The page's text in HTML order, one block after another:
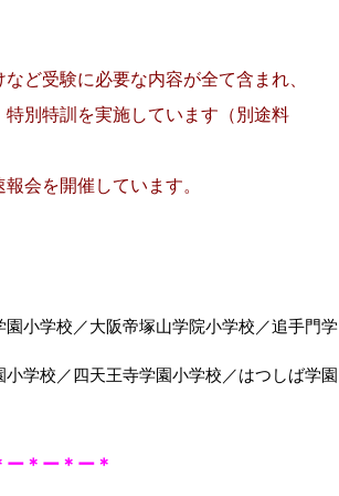
ど受験に必要な内容が全て含まれ、
特別特訓を実施しています（別途料
会を開催しています。
園小学校 ／大阪帝塚山学院小学校／追手門学
学校／四天王寺学園小学校／はつしば学園
＊ー＊ー＊